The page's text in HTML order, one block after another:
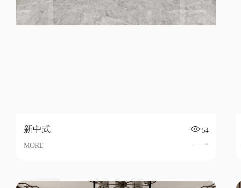
新中式
54
MORE